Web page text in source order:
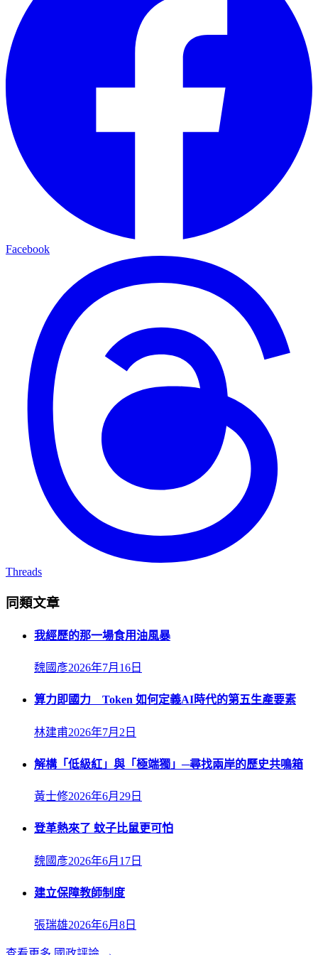
Facebook
Threads
同類文章
我經歷的那一場食用油風暴
魏國彥2026年7月16日
算力即國力 Token 如何定義AI時代的第五生產要素
林建甫2026年7月2日
解構「低級紅」與「極端獨」─尋找兩岸的歷史共鳴箱
黃士修2026年6月29日
登革熱來了 蚊子比鼠更可怕
魏國彥2026年6月17日
建立保障教師制度
張瑞雄2026年6月8日